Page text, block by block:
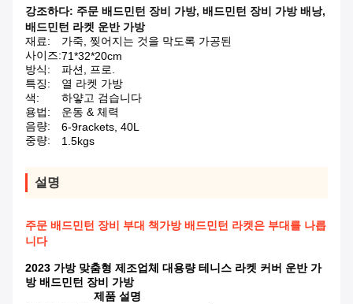
강조하다: 주문 배드민턴 장비 가방, 배드민턴 장비 가방 배낭,
배드민턴 라켓 운반 가방
재료:
가죽, 찢어지는 것을 막도록 가공된
사이즈:71*32*20cm
방식:
파션, 프로.
특징:
열 라켓 가방
색:
하얗고 검습니다
용법:
운동 & 체력
음량:
6-9rackets, 40L
중량:
1.5kgs
설명
주문 배드민턴 장비 부대 책가방 배드민턴 라켓은 부대를 나릅
니다
2023 가방 맞춤형 제조업체 대용량 테니스 라켓 커버 운반 가
방 배드민턴 장비 가방
제품 설명